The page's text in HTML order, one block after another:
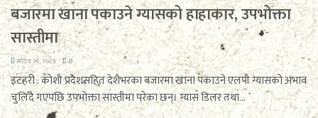
बजारमा खाना पकाउने ग्यासको हाहाकार, उपभोक्ता
सास्तीमा
साउन २१, २०८३ 0
इटहरी : कोशी प्रदेशसहित देशैभरका बजारमा खाना पकाउने एलपी ग्यासको अभाव
चुलिँदै गएपछि उपभोक्ता सास्तीमा परेका छन्। ग्यास डिलर तथा...